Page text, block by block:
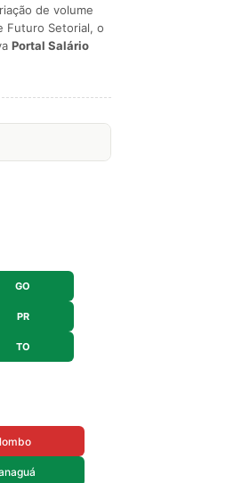
de volume
Futuro Setorial, o
Portal Salário
GO
PR
TO